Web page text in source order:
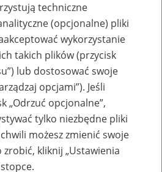
- zakładanie profili
Twojej firmy
techniczne
(opcjonalne) pliki
wykorzystanie
takich plików (przycisk
lub dostosować swoje
opcjami”). Jeśli
„Odrzuć opcjonalne”,
tylko niezbędne pliki
możesz zmienić swoje
kliknij „Ustawienia